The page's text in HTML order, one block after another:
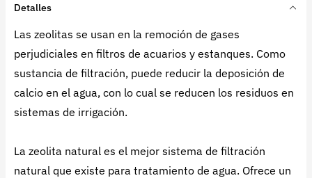
Detalles
Las zeolitas se usan en la remoción de gases
perjudiciales en filtros de acuarios y estanques. Como
sustancia de filtración, puede reducir la deposición de
calcio en el agua, con lo cual se reducen los residuos en
sistemas de irrigación.
La zeolita natural es el mejor sistema de filtración
natural que existe para tratamiento de agua. Ofrece un